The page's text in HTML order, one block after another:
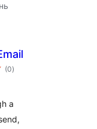
(0загальний
рейтинг
)
a